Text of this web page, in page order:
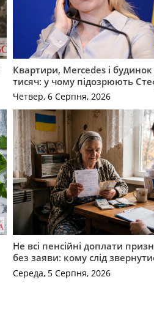
Квартири, Mercedes і
тисяч: у чому підозрюють
Четвер, 6 Серпня, 2026
Не всі пенсійні доплати
без заяви: кому слід
Середа, 5 Серпня, 2026